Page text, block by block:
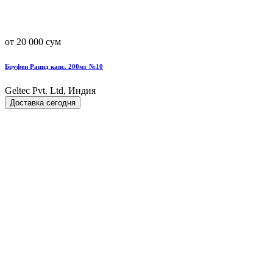
от 20 000 сум
Бруфен Рапид капс. 200мг №10
Geltec Pvt. Ltd, Индия
Доставка сегодня